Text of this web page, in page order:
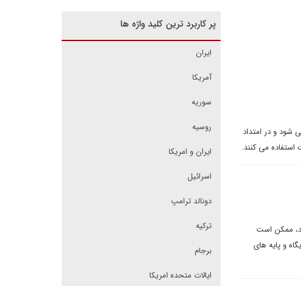
شود و در امتداد
استفاده می کنند.
ممکن است
و پایه های
پر کاربرد ترین کلید واژه ها
ایران
آمریکا
سوریه
روسیه
ایران و امریکا
اسرائیل
دونالد ترامپ
ترکیه
برجام
ایالات متحده امریکا